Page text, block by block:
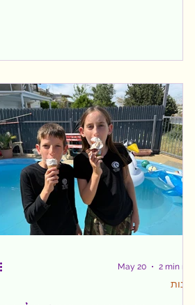
סקרנית אבל גם סקפטית. אחרי תקופה של
הזדמנות. התוצאה? הרבה מעבר למה
שציפיתי. ניסיתי לא מעט מוצרים שהבטיחו
שיקום, לחות וברק ואתן יודעות איך זה?
הבטחות לחוד ותוצאות לחוד. סדרת הטיפוח
של DR SORBIE מותג שפותח מתוך העולם
המקצועי של מעצבי ה
צרכנות
May 20 2 min read